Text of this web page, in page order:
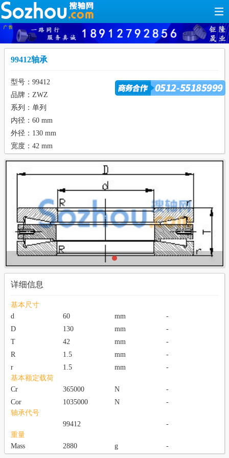
99412轴承
型号：99412
品牌：ZWZ
系列：单列
内径：60 mm
外径：130 mm
宽度：42 mm
详细信息
基本尺寸
d
60 mm
-
D
130 mm
-
T
42 mm
-
R
1.5 mm
-
r
1.5 mm
-
基本额定载荷
Cr
365000 N
-
Cor
1035000 N
-
轴承代号
99412
-
重量
Mass
2880 g -